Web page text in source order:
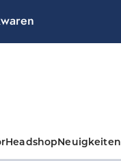
HeadshopNeuigkeiten